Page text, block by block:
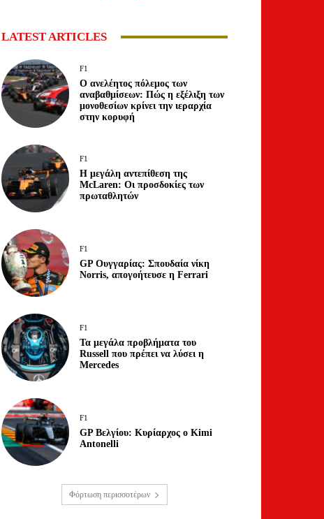
LATEST ARTICLES
F1
Ο ανελέητος πόλεμος των
αναβαθμίσεων: Πώς η εξέλιξη των
μονοθεσίων κρίνει την ιεραρχία
στην κορυφή
F1
Η μεγάλη αντεπίθεση της
McLaren: Οι προσδοκίες των
πρωταθλητών
F1
GP Ουγγαρίας: Σπουδαία νίκη
Norris, απογοήτευσε η Ferrari
F1
Τα μεγάλα προβλήματα του
Russell που πρέπει να λύσει η
Mercedes
F1
GP Βελγίου: Κυρίαρχος ο Kimi
Antonelli
Φόρτωση περισσοτέρων